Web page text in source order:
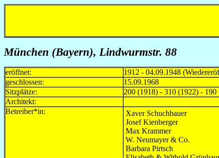
München (Bayern), Lindwurmstr. 88
eröffnet:
1912 - 04.09.1948
geschlossen:
15.09.1968
Sitzplätze:
200 (1918) - 310 (1922) - 190
Architekt:
Betreiber*in:
Xaver Schuchbauer
Josef Kienberger
Max Krammer
W. Neumayer & Co.
Barbara Pirtsch